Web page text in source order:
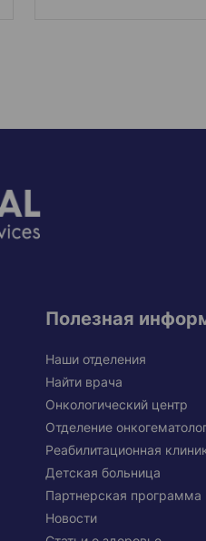
Полезная
Наши отделения
Найти врача
Онкологический центр
Отделение
Реабилитационная
Детская больница
Партнерская программа
Новости